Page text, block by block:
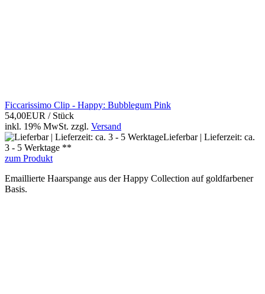
Ficcarissimo Clip - Happy: Bubblegum Pink
54,00EUR / Stück
inkl. 19% MwSt. zzgl. Versand
Lieferbar | Lieferzeit: ca.
3 - 5 Werktage **
zum Produkt
Emaillierte Haarspange aus der Happy Collection auf goldfarbener
Basis.